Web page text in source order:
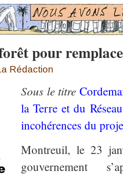
pour
Rédaction
Sous le titre
la Terre et du
incohérences du
Montreuil, le 23
gouvernement